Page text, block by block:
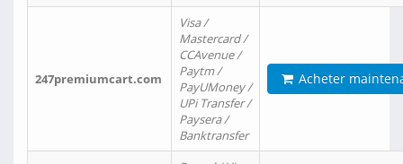
247premiumcart.com
Visa /
Mastercard /
CCAvenue /
Paytm /
PayUMoney /
UPi Transfer /
Paysera /
Banktransfer
Acheter